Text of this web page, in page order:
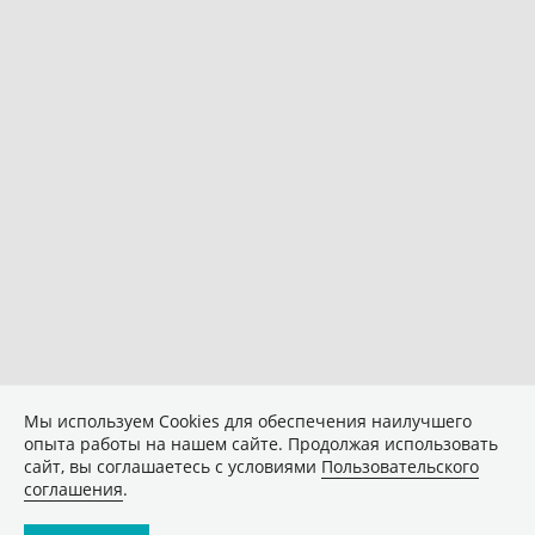
Мы используем Сookies для обеспечения наилучшего
опыта работы на нашем сайте. Продолжая использовать
сайт, вы соглашаетесь с условиями Пользовательского
соглашения.